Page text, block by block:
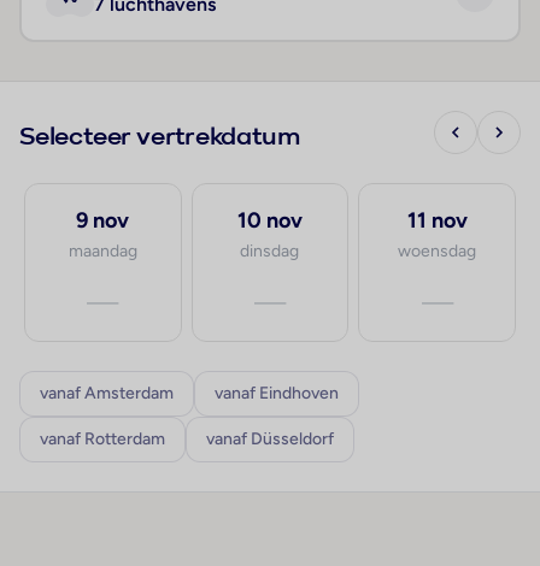
Selecteer vertrekdatum
9 nov
maandag
—
10 nov
dinsdag
—
11 nov
woensdag
—
vanaf Amsterdam vanaf Eindhoven
vanaf Rotterdam vanaf Düsseldorf